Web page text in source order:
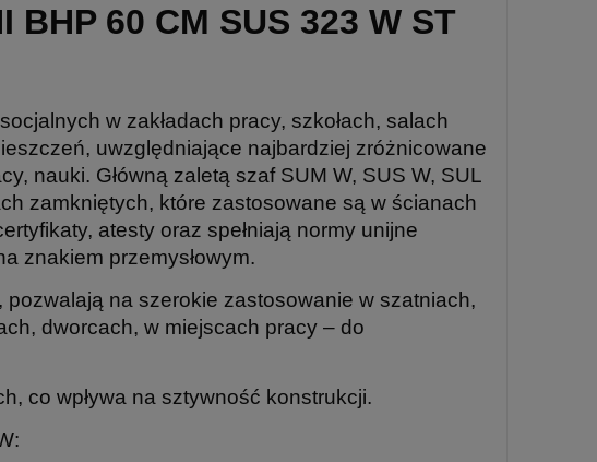
BHP 60 CM SUS 323 W ST
w zakładach pracy, szkołach, salach
uwzględniające najbardziej zróżnicowane
nauki. Główną zaletą szaf SUM W, SUS W, SUL
zamkniętych, które zastosowane są w ścianach
atesty oraz spełniają normy unijne
znakiem przemysłowym.
na szerokie zastosowanie w szatniach,
dworcach, w miejscach pracy – do
co wpływa na sztywność konstrukcji.